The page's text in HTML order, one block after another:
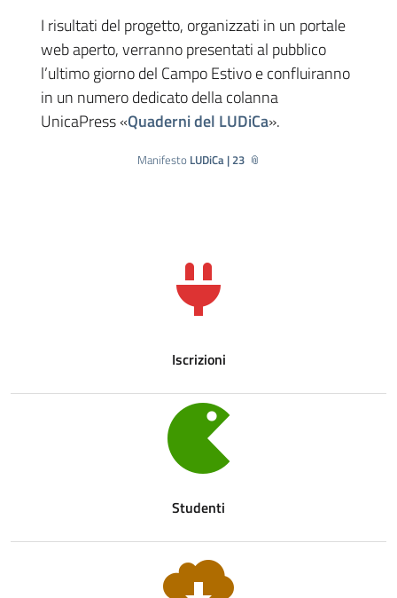
I risultati del progetto, organizzati in un portale
web aperto, verranno presentati al pubblico
l’ultimo giorno del Campo Estivo e confluiranno
in un numero dedicato della colanna
UnicaPress «Quaderni del LUDiCa».
ManifestoLUDiCa | 23
Iscrizioni
Studenti